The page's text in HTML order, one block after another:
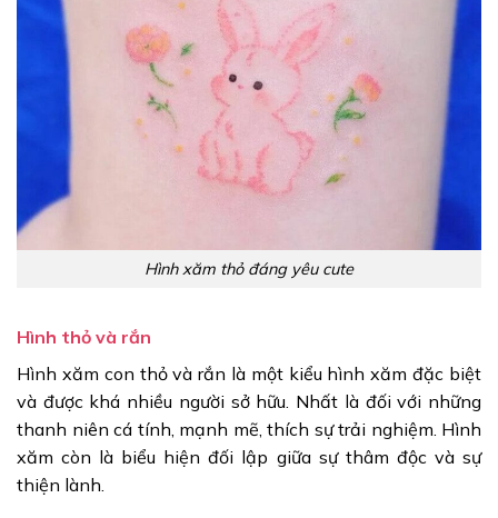
Hình xăm thỏ đáng yêu cute
Hình thỏ và rắn
Hình xăm con thỏ và rắn là một kiểu hình xăm đặc biệt
và được khá nhiều người sở hữu. Nhất là đối với những
thanh niên cá tính, mạnh mẽ, thích sự trải nghiệm. Hình
xăm còn là biểu hiện đối lập giữa sự thâm độc và sự
thiện lành.